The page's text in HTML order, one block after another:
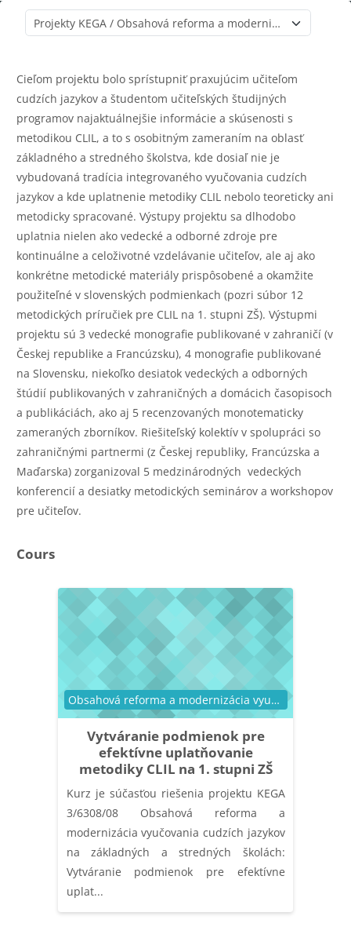
Catégories de cours
Cieľom projektu bolo sprístupniť praxujúcim učiteľom
cudzích jazykov a študentom učiteľských študijných
programov najaktuálnejšie informácie a skúsenosti s
metodikou CLIL, a to s osobitným zameraním na oblasť
základného a stredného školstva, kde dosiaľ nie je
vybudovaná tradícia integrovaného vyučovania cudzích
jazykov a kde uplatnenie metodiky CLIL nebolo teoreticky ani
metodicky spracované. Výstupy projektu sa dlhodobo
uplatnia nielen ako vedecké a odborné zdroje pre
kontinuálne a celoživotné vzdelávanie učiteľov, ale aj ako
konkrétne metodické materiály prispôsobené a okamžite
použiteľné v slovenských podmienkach (pozri súbor 12
metodických príručiek pre CLIL na 1. stupni ZŠ). Výstupmi
projektu sú 3 vedecké monografie publikované v zahraničí (v
Českej republike a Francúzsku), 4 monografie publikované
na Slovensku, niekoľko desiatok vedeckých a odborných
štúdií publikovaných v zahraničných a domácich časopisoch
a publikáciách, ako aj 5 recenzovaných monotematicky
zameraných zborníkov. Riešiteľský kolektív v spolupráci so
zahraničnými partnermi (z Českej republiky, Francúzska a
Maďarska) zorganizoval 5 medzinárodných vedeckých
konferencií a desiatky metodických seminárov a workshopov
pre učiteľov.
Cours
Vytváranie podmienok pre
efektívne uplatňovanie
metodiky CLIL na 1. stupni ZŠ
Catégorie de cours Obsahová reforma a modernizácia vyučovania cudzích jazykov na základných a stredných školách: Vytváranie podmienok pre efektívne uplatňovanie metodiky CLIL (KEGA 3/6308/08)
Kurz je súčasťou riešenia projektu KEGA
3/6308/08 Obsahová reforma a
modernizácia vyučovania cudzích jazykov
na základných a stredných školách:
Vytváranie podmienok pre efektívne
uplat...